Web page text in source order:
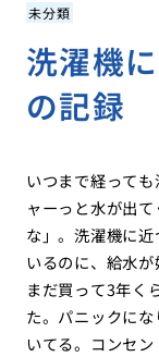
未分類
洗濯機
の記録
いつまで経って
ャーっと水が出
な」。洗濯機に
いるのに、給水
まだ買って3年く
た。パニックに
いてる。コンセ